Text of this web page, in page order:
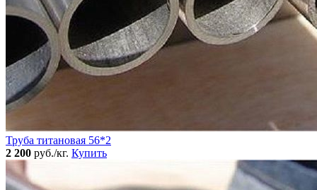
Труба титановая 56*2
2 200 руб./кг. Купить